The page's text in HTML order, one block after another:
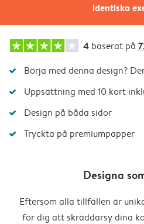
identiska
4 baserat på
Börja med denna design?
Uppsättning med 10 kort
Design på båda sidor
Tryckta på premiumpapper
Designa
Eftersom alla tillfällen är
för dig att skräddarsy dina